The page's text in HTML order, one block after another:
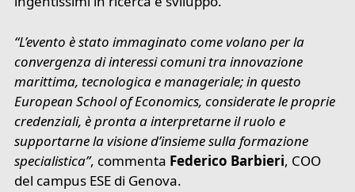
“L’evento è stato immaginato come volano per la
convergenza di interessi comuni tra innovazione
marittima, tecnologica e manageriale; in questo
European School of Economics, considerate le proprie
credenziali, è pronta a interpretarne il ruolo e
supportarne la visione d’insieme sulla formazione
specialistica”, commenta Federico Barbieri, COO
del campus ESE di Genova.